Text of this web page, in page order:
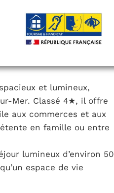
et lumineux,
Mer. Classé 4★, il offre
aux commerces et aux
en famille ou entre
lumineux d’environ 50
espace de vie